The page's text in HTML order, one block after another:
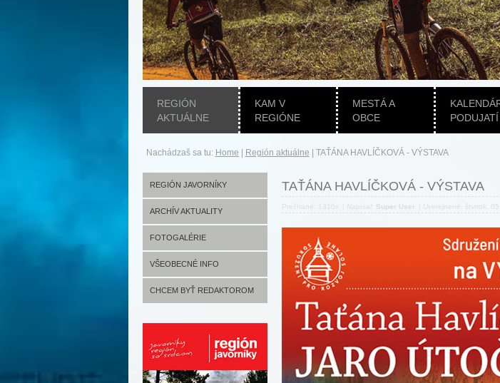
REGIÓN
AKTUÁLNE
KAM V
REGIÓNE
MESTÁ A
OBCE
PODUJATÍ
Nachádzaš sa tu: Home Región aktuálne TAŤÁNA HAVLÍČKOVÁ - VÝSTAVA
REGIÓN JAVORNÍKY
ARCHÍV AKTUALITY
FOTOGALÉRIE
VŠEOBECNÉ INFO
CHCEM BYŤ REDAKTOROM
TAŤÁNA HAVLÍČKOVÁ - VÝSTAVA
Prečítané: 1310x Napísal: Super User Uverejnené: štvrtok,